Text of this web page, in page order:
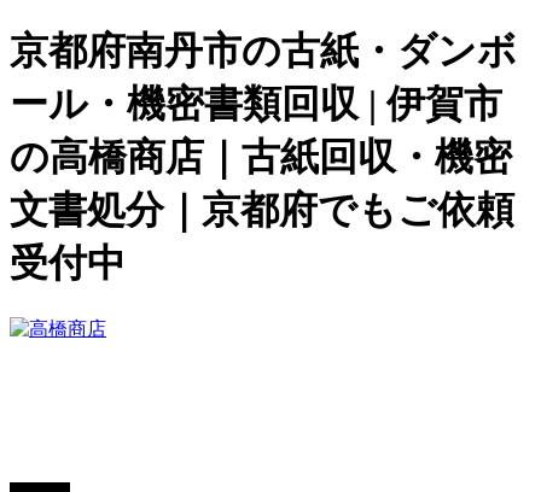
京都府南丹市の古紙・ダンボ
ール・機密書類回収 | 伊賀市
の高橋商店｜古紙回収・機密
文書処分｜京都府でもご依頼
受付中